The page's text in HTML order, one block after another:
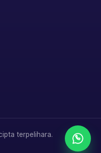
terpelihara.